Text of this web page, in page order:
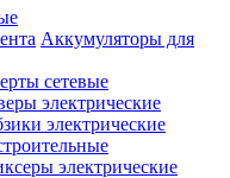
Аккумуляторы для
сетевые
электрические
электрические
электрические